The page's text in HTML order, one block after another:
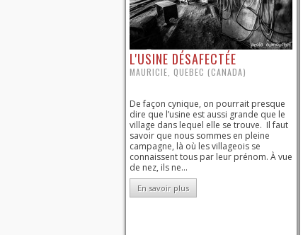
L'USINE DÉSAFECTÉE
MAURICIE, QUEBEC (CANADA)
De façon cynique, on pourrait presque
dire que l’usine est aussi grande que le
village dans lequel elle se trouve. Il faut
savoir que nous sommes en pleine
campagne, là où les villageois se
connaissent tous par leur prénom. À vue
de nez, ils ne...
En savoir plus